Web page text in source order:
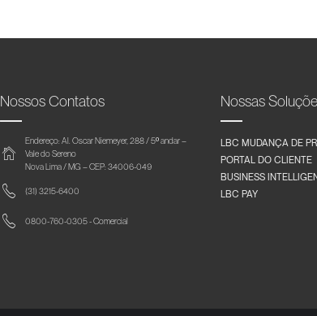
Nossos Contatos
Endereço: Al. Oscar Niemeyer, 288 / 5º andar –
Vale do Sereno
Nova Lima / MG – CEP: 34006-049
(31) 3215-6400
0800-760-0305 - Comercial
Nossas
LBC MUDANÇA DE
PORTAL DO CLIENTE
BUSINESS
LBC PAY